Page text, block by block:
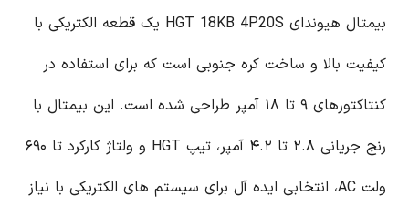
بیمتال هیوندای HGT 18KB 4P20S یک قطعه الکتریکی با
کیفیت بالا و ساخت کره جنوبی است که برای استفاده در
کنتاکتورهای ۹ تا ۱۸ آمپر طراحی شده است. این بیمتال با
رنج جریانی ۲.۸ تا ۴.۲ آمپر، تیپ HGT و ولتاژ کارکرد تا ۶۹۰
ولت AC، انتخابی ایده آل برای سیستم های الکتریکی با نیاز